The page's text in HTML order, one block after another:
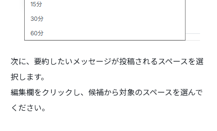
次に、要約したいメッセージが投稿されるスペースを選
択します。
編集欄をクリックし、候補から対象のスペースを選んで
ください。